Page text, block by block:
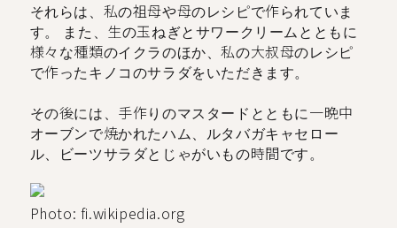
それらは、私の祖母や母のレシピで作られていま
す。 また、生の玉ねぎとサワークリームとともに
様々な種類のイクラのほか、私の大叔母のレシピ
で作ったキノコのサラダをいただきます。
その後には、手作りのマスタードとともに一晩中
オーブンで焼かれたハム、ルタバガキャセロー
ル、ビーツサラダとじゃがいもの時間です。
Photo: fi.wikipedia.org